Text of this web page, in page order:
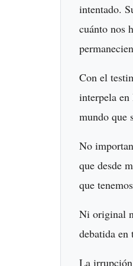
intentado.
cuánto nos
Con el
interpela en
mundo que
No
que desde
que
Ni original
debatida
La